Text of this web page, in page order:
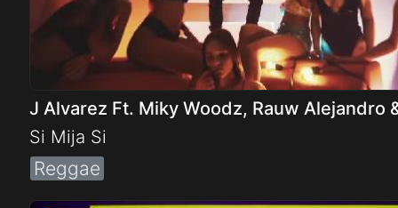
J Alvarez Ft. Miky Woodz, Rauw Alejandro
Si Mija Si
Reggae